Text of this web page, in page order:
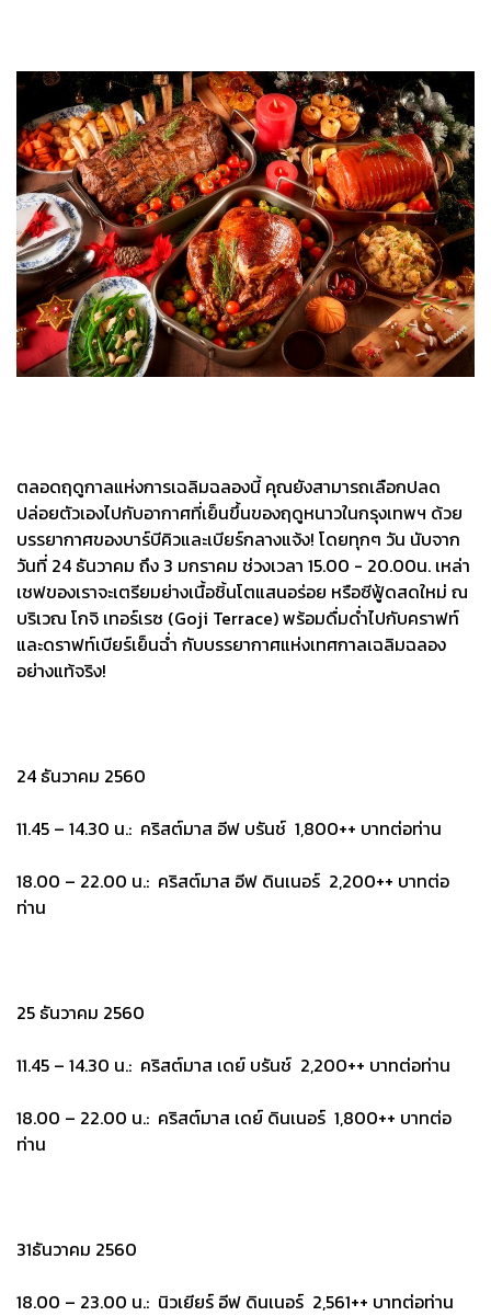
ตลอดฤดูกาลแห่งการเฉลิมฉลองนี้ คุณยังสามารถเลือกปลด
ปล่อยตัวเองไปกับอากาศที่เย็นขึ้นของฤดูหนาวในกรุงเทพฯ ด้วย
บรรยากาศของบาร์บีคิวและเบียร์กลางแจ้ง! โดยทุกๆ วัน นับจาก
วันที่ 24 ธันวาคม ถึง 3 มกราคม ช่วงเวลา 15.00 - 20.00น. เหล่า
เชฟของเราจะเตรียมย่างเนื้อชิ้นโตแสนอร่อย หรือซีฟู้ดสดใหม่ ณ
บริเวณ โกจิ เทอร์เรซ (Goji Terrace) พร้อมดื่มด่ำไปกับคราฟท์
และดราฟท์เบียร์เย็นฉ่ำ กับบรรยากาศแห่งเทศกาลเฉลิมฉลอง
อย่างแท้จริง!
24 ธันวาคม 2560
11.45 – 14.30 น.: คริสต์มาส อีฟ บรันช์ 1,800++ บาทต่อท่าน
18.00 – 22.00 น.: คริสต์มาส อีฟ ดินเนอร์ 2,200++ บาทต่อ
ท่าน
25 ธันวาคม 2560
11.45 – 14.30 น.: คริสต์มาส เดย์ บรันช์ 2,200++ บาทต่อท่าน
18.00 – 22.00 น.: คริสต์มาส เดย์ ดินเนอร์ 1,800++ บาทต่อ
ท่าน
31ธันวาคม 2560
18.00 – 23.00 น.: นิวเยียร์ อีฟ ดินเนอร์ 2,561++ บาทต่อท่าน